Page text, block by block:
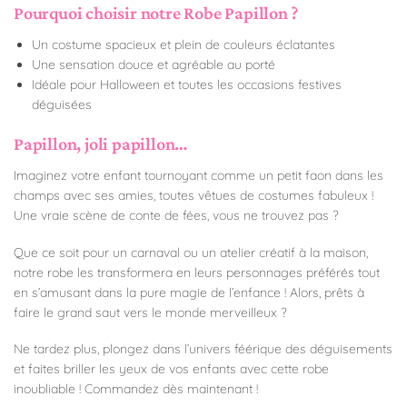
Pourquoi choisir notre Robe Papillon ?
Un costume spacieux et plein de couleurs éclatantes
Une sensation douce et agréable au porté
Idéale pour Halloween et toutes les occasions festives
déguisées
Papillon, joli papillon…
Imaginez votre enfant tournoyant comme un petit faon dans les
champs avec ses amies, toutes vêtues de costumes fabuleux !
Une vraie scène de conte de fées, vous ne trouvez pas ?
Que ce soit pour un carnaval ou un atelier créatif à la maison,
notre robe les transformera en leurs personnages préférés tout
en s’amusant dans la pure magie de l’enfance ! Alors, prêts à
faire le grand saut vers le monde merveilleux ?
Ne tardez plus, plongez dans l’univers féérique des déguisements
et faites briller les yeux de vos enfants avec cette robe
inoubliable ! Commandez dès maintenant !